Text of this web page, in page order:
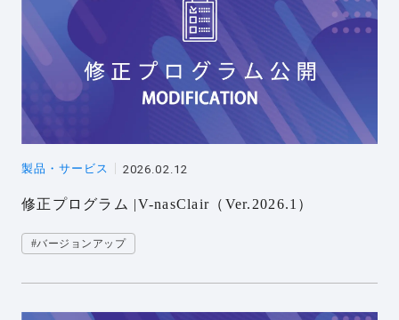
製品・サービス 2026.02.12
修正プログラム |V-nasClair（Ver.2026.1）
#バージョンアップ